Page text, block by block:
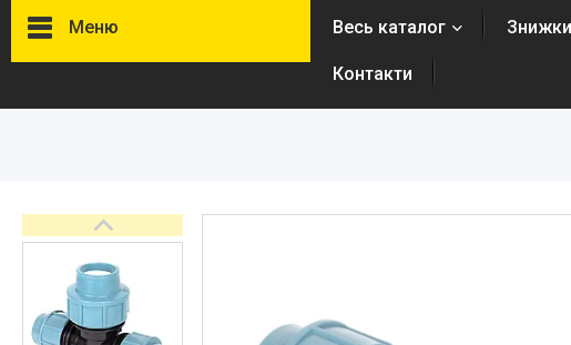
Меню
Душові трапи, дренажні
канали
Аксесуари для ванної
кімнати
Весь каталог Знижки
Контакти